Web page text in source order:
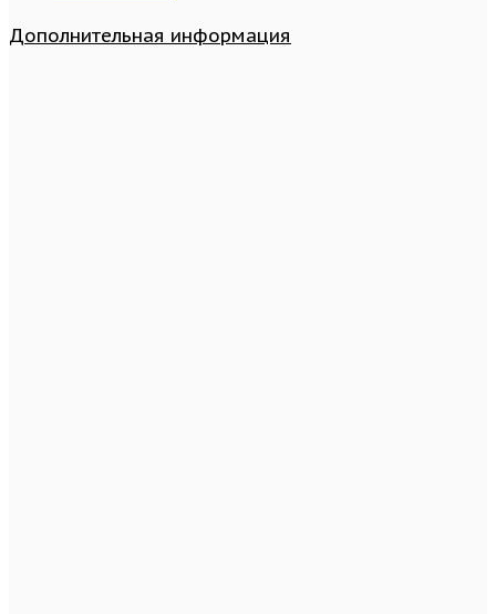
Дополнительная информация